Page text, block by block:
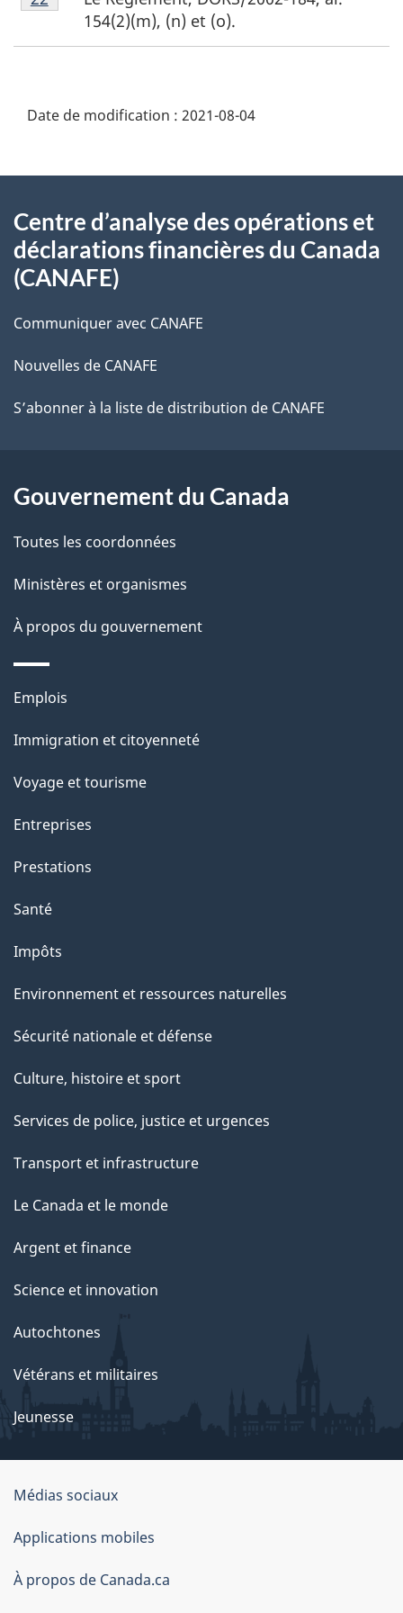
page
de
154(2)(m), (n) et (o).
Date de modification : 2021-08-04
propos
de
ce
Centre d’analyse des opérations et
déclarations financières du Canada
(CANAFE)
Communiquer avec CANAFE
Nouvelles de CANAFE
S’abonner à la liste de distribution de CANAFE
Gouvernement du Canada
Toutes les coordonnées
Ministères et organismes
À propos du gouvernement
Thèmes
sujets
Emplois
Immigration et citoyenneté
Voyage et tourisme
Entreprises
Prestations
Santé
Impôts
Environnement et ressources naturelles
Sécurité nationale et défense
Culture, histoire et sport
Services de police, justice et urgences
Transport et infrastructure
Le Canada et le monde
Argent et finance
Science et innovation
Autochtones
Vétérans et militaires
Jeunesse
Organisation
du
gouvernement
du
Médias sociaux
Applications mobiles
À propos de Canada.ca